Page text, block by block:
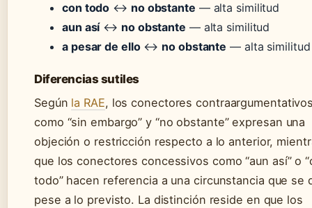
con todo ↔ no obstante — alta similitud
aun así↔ no obstante — alta similitud
a pesar de ello↔ no obstante — alta similitud
Diferencias sutiles
Según la RAE, los conectores
como “sin embargo” y “no obstante” expresan una
objeción o restricción respecto a lo anterior,
que los conectores concessivos como “aun así” o
todo” hacen referencia a una circunstancia que se
pese a lo previsto. La distinción reside en que los